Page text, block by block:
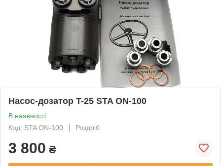
Насос-дозатор T-25 STA ON-100
В наявності
Код: STA ON-100
Роздріб
3 800 ₴